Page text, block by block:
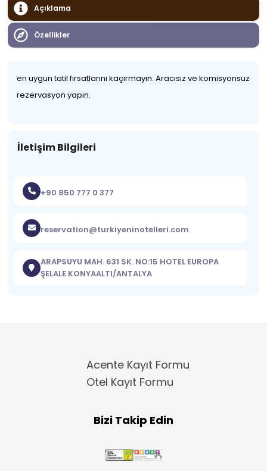
Açıklama
Özellikler
en uygun tatil fırsatlarını kaçırmayın. Aracısız ve komisyonsuz
rezervasyon yapın.
İletişim Bilgileri
+90 850 777 0 377
reservation@turkiyeninotelleri.com
ARAPSUYU MAH. 631 SK. NO:15 HOTEL EUROPA
ŞELALE KONYAALTI/ANTALYA
Acente Kayıt Formu
Otel Kayıt Formu
Bizi Takip Edin